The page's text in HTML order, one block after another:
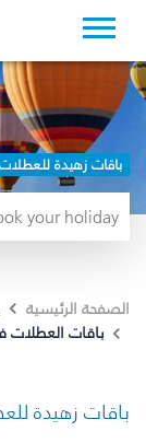
باقات زهيدة
الصفحة الرئيسية
باقات العطلات
باقات زهيدة